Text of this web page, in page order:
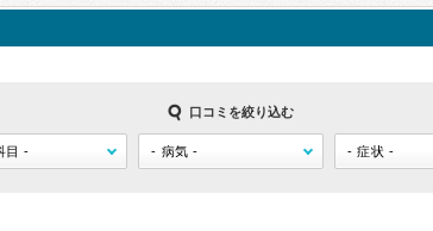
口コミを絞り込む